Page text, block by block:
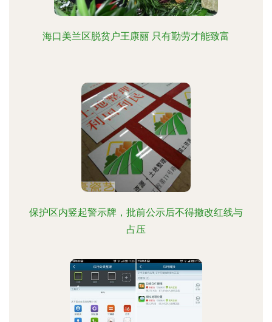
海口美兰区脱贫户王康丽 只有勤劳才能致富
保护区内竖起警示牌，批前公示后不得撤改红线与
占压